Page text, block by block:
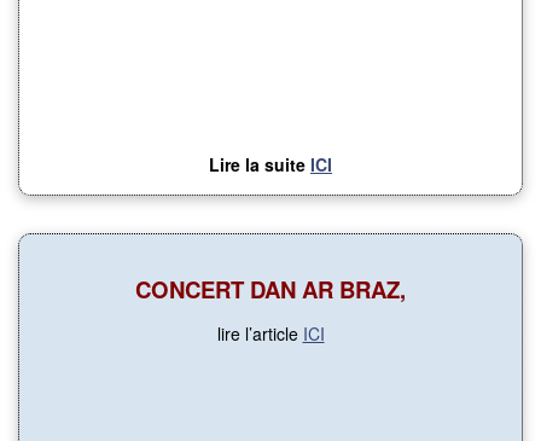
Lire la suite ICI
CONCERT DAN AR BRAZ,
lire l’article ICI